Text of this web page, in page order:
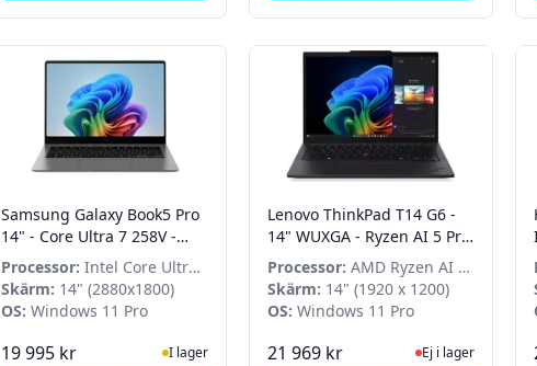
Samsung Galaxy Book5 Pro
14" - Core Ultra 7 258V -
32GB - 1TB SSD - Win 11 Pro
Processor: Intel Core Ultra
7 258V
Skärm: 14" (2880x1800)
OS: Windows 11 Pro
19 995 kr I lager
Lenovo ThinkPad T14 G6 -
14" WUXGA - Ryzen AI 5 Pro
340 - 32GB - 512GB SSD -
Win 11 Pro
Processor: AMD Ryzen AI 5
Pro 340
Skärm: 14" (1920 x 1200)
OS: Windows 11 Pro
21 969 kr Ej i lager, besök
Ej i lager